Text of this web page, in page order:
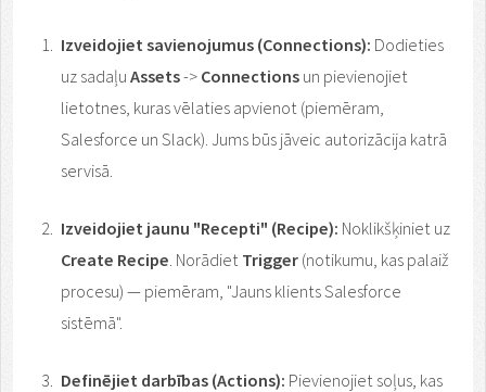
Izveidojiet savienojumus (Connections): Dodieties
uz sadaļuAssets-> Connections un pievienojiet
lietotnes, kuras vēlaties apvienot (piemēram,
Salesforce un Slack). Jums būs jāveic autorizācija katrā
servisā.
Izveidojiet jaunu "Recepti" (Recipe): Noklikšķiniet uz
Create Recipe . Norādiet Trigger (notikumu, kas palaiž
procesu) — piemēram, "Jauns klients Salesforce
sistēmā".
Definējiet darbības (Actions): Pievienojiet soļus, kas